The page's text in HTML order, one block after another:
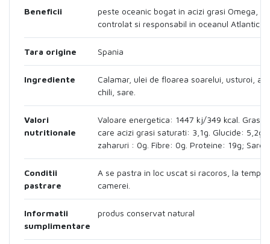
Beneficii
peste oceanic bogat in acizi grasi Omega,
controlat si responsabil in oceanul Atlantic
Tara origine Spania
Ingrediente
Calamar, ulei de floarea soarelui, usturoi,
chili, sare.
Valori
nutritionale
Valoare energetica: 1447 kj/349 kcal.
care acizi grasi saturati: 3,1g. Glucide: 5,2g
zaharuri : 0g. Fibre: 0g. Proteine: 19g; Sare:
Conditii
pastrare
A se pastra in loc uscat si racoros, la
camerei.
Informatii
sumplimentare
produs conservat natural